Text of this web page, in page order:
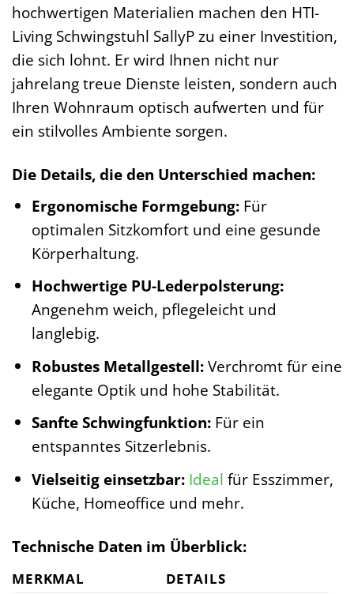
hochwertigen Materialien machen den HTI-
Living Schwingstuhl SallyP zu einer Investition,
die sich lohnt. Er wird Ihnen nicht nur
jahrelang treue Dienste leisten, sondern auch
Ihren Wohnraum optisch aufwerten und für
ein stilvolles Ambiente sorgen.
Die Details, die den Unterschied machen:
Ergonomische Formgebung:Für
optimalen Sitzkomfort und eine gesunde
Körperhaltung.
Hochwertige PU-Lederpolsterung:
Angenehm weich, pflegeleicht und
langlebig.
Robustes Metallgestell:Verchromt für eine
elegante Optik und hohe Stabilität.
Sanfte Schwingfunktion:Für ein
entspanntes Sitzerlebnis.
Vielseitig einsetzbar: Ideal für Esszimmer,
Küche, Homeoffice und mehr.
Technische Daten im Überblick:
MERKMAL DETAILS